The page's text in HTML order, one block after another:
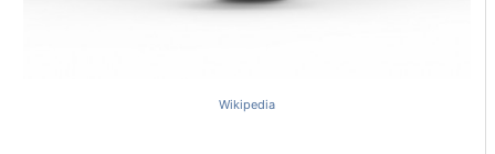
Wikipedia